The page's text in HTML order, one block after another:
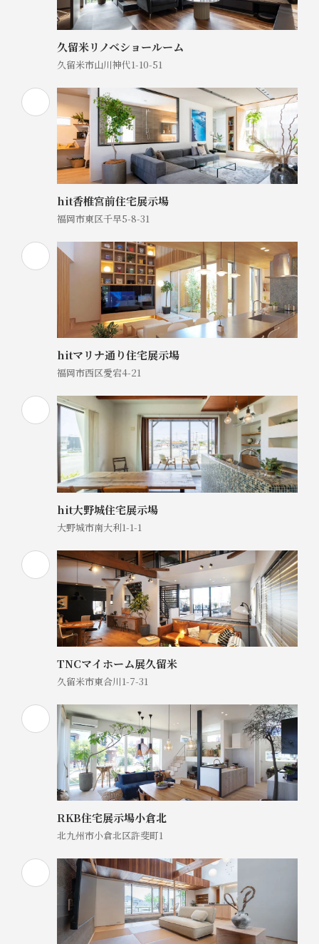
久留米リノベショールーム
久留米市山川神代1-10-51
hit香椎宮前住宅展示場
福岡市東区千早5-8-31
hitマリナ通り住宅展示場
福岡市西区愛宕4-21
hit大野城住宅展示場
大野城市南大利1-1-1
TNCマイホーム展久留米
久留米市東合川1-7-31
RKB住宅展示場小倉北
北九州市小倉北区許斐町1